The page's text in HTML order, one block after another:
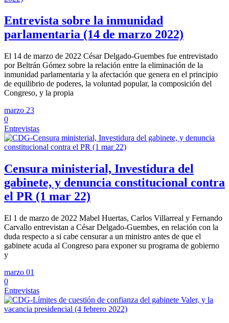
Entrevista sobre la inmunidad
parlamentaria (14 de marzo 2022)
El 14 de marzo de 2022 César Delgado-Guembes fue entrevistado
por Beltrán Gómez sobre la relación entre la eliminación de la
inmunidad parlamentaria y la afectación que genera en el principio
de equilibrio de poderes, la voluntad popular, la composición del
Congreso, y la propia
marzo 23
0
Entrevistas
Censura ministerial, Investidura del
gabinete, y denuncia constitucional contra
el PR (1 mar 22)
El 1 de marzo de 2022 Mabel Huertas, Carlos Villarreal y Fernando
Carvallo entrevistan a César Delgado-Guembes, en relación con la
duda respecto a si cabe censurar a un ministro antes de que el
gabinete acuda al Congreso para exponer su programa de gobierno
y
marzo 01
0
Entrevistas